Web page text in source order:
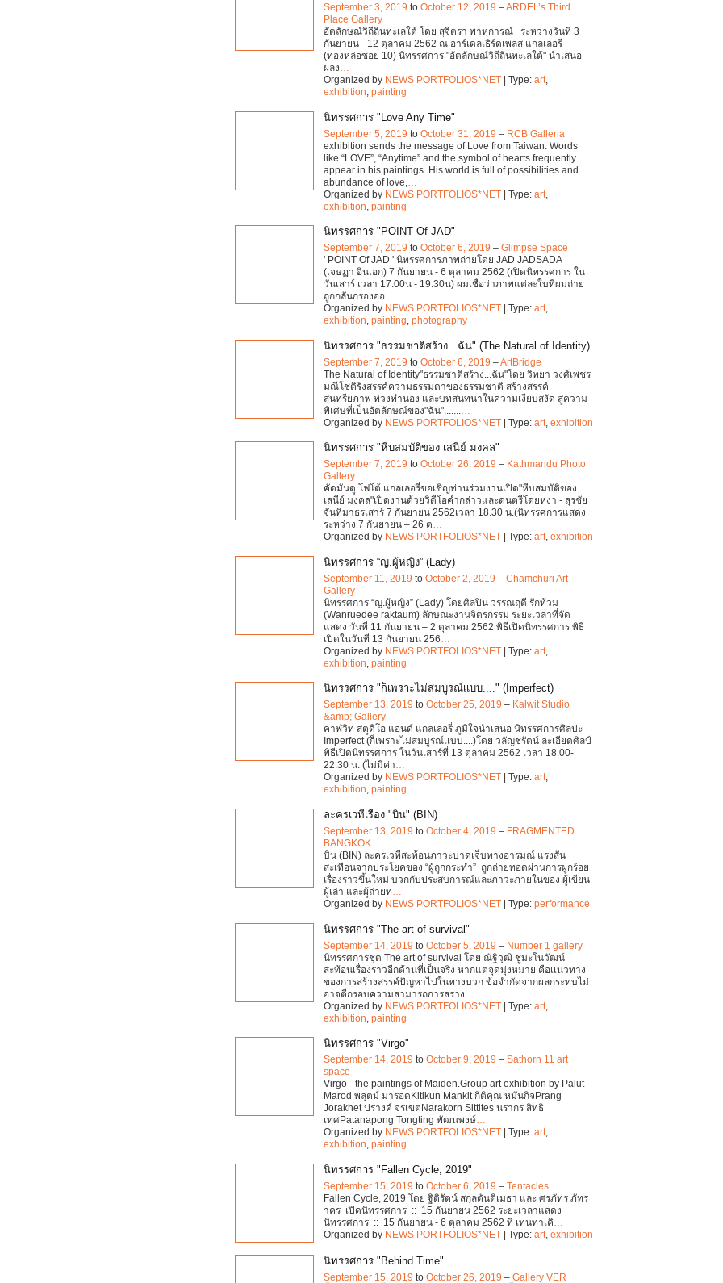
September 3, 2019 to October 12, 2019 –ARDEL’s Third
Place Gallery
อัตลักษณ์วิถีถิ่นทะเลใต้ โดย สุจิตรา พาหุการณ์ ระหว่างวันที่ 3
กันยายน - 12 ตุลาคม 2562 ณ อาร์เดลเธิร์ดเพลส แกลเลอรี
(ทองหล่อซอย 10) นิทรรศการ "อัตลักษณ์วิถีถิ่นทะเลใต้" นำเสนอ
ผลง…
Organized by NEWS PORTFOLIOS*NET | Type: art,
exhibition, painting
นิทรรศการ "Love Any Time"
September 5, 2019 to October 31, 2019 – RCB Galleria
exhibition sends the message of Love from Taiwan. Words
like “LOVE”, “Anytime” and the symbol of hearts frequently
appear in his paintings. His world is full of possibilities and
abundance of love,
Organized by NEWS PORTFOLIOS*NET | Type: art
exhibition painting
นิทรรศการ "POINT Of JAD"
September 7, 2019 to October 6, 2019 – Glimpse Space
' POINT Of JAD ' นิทรรศการภาพถ่ายโดย JAD JADSADA
(เจษฏา อินเอก) 7 กันยายน - 6 ตุลาคม 2562 (เปิดนิทรรศการ ใน
วันเสาร์ เวลา 17.00น - 19.30น) ผมเชื่อว่าภาพแต่ละใบที่ผมถ่าย
ถูกกลั่นกรองออ…
Organized by NEWS PORTFOLIOS*NET | Type: art,
exhibition, painting, photography
นิทรรศการ "ธรรมชาติสร้าง...ฉัน" (The Natural of Identity)
September 7, 2019 to October 6, 2019 –ArtBridge
The Natural of Identity"ธรรมชาติสร้าง...ฉัน"โดย วิทยา วงศ์เพชร
มณีโชติรังสรรค์ความธรรมดาของธรรมชาติ สร้างสรรค์
สุนทรียภาพ ท่วงทำนอง และบทสนทนาในความเงียบสงัด สู่ความ
พิเศษที่เป็นอัตลักษณ์ของ"ฉัน".......
Organized by NEWS PORTFOLIOS*NET | Type: art exhibition
นิทรรศการ "หีบสมบัติของ เสนีย์ มงคล"
September 7, 2019 to October 26, 2019 – Kathmandu Photo
Gallery
คัดมันดู โฟโต้ แกลเลอรี่ขอเชิญท่านร่วมงานเปิด"หีบสมบัติของ
เสนีย์ มงคล"เปิดงานด้วยวิดีโอคำกล่าวและดนตรีโดยหงา - สุรชัย
จันทิมาธรเสาร์ 7 กันยายน 2562เวลา 18.30 น.(นิทรรศการแสดง
ระหว่าง 7 กันยายน – 26 ต…
Organized by NEWS PORTFOLIOS*NET | Type: art, exhibition
นิทรรศการ “ญ.ผู้หญิง” (Lady)
September 11, 2019 to October 2, 2019 – Chamchuri Art
Gallery
นิทรรศการ “ญ.ผู้หญิง” (Lady) โดยศิลปิน วรรณฤดี รักท้วม
(Wanruedee raktaum) ลักษณะงานจิตรกรรม ระยะเวลาที่จัด
แสดง วันที่ 11 กันยายน – 2 ตุลาคม 2562 พิธีเปิดนิทรรศการ พิธี
เปิดในวันที่ 13 กันยายน 256…
Organized by NEWS PORTFOLIOS*NET | Type: art,
exhibition, painting
นิทรรศการ "ก็เพราะไม่สมบูรณ์เเบบ...." (Imperfect)
September 13, 2019 to October 25, 2019 – Kalwit Studio
&amp; Gallery
คาฬวิท สตูดิโอ แอนด์ แกลเลอรี่ ภูมิใจนำเสนอ นิทรรศการศิลปะ
Imperfect (ก็เพราะไม่สมบูรณ์เเบบ....)โดย วลัญชรัตน์ ละเอียดศิลป์
พิธีเปิดนิทรรศการ ในวันเสาร์ที่ 13 ตุลาคม 2562 เวลา 18.00-
22.30 น. (ไม่มีค่า…
Organized by NEWS PORTFOLIOS*NET | Type: art,
exhibition, painting
ละครเวทีเรื่อง "บิน" (BIN)
September 13, 2019 to October 4, 2019 – FRAGMENTED
BANGKOK
บิน (BIN) ละครเวทีสะท้อนภาวะบาดเจ็บทางอารมณ์ แรงสั่น
สะเทือนจากประโยคของ “ผู้ถูกกระทำ” ถูกถ่ายทอดผ่านการผูกร้อย
เรื่องราวขึ้นใหม่ บวกกับประสบการณ์และภาวะภายในของ ผู้เขียน
ผู้เล่า และผู้ถ่ายท…
Organized by NEWS PORTFOLIOS*NET | Type: performance
นิทรรศการ "The art of survival"
September 14, 2019 to October 5, 2019 – Number 1 gallery
นิทรรศการชุด The art of survival โดย ณัฐิวุฒิ ชูมะโนวัฒน์
สะท้อนเรื่องราวอีกด้านที่เป็นจริง หากแต่จุดมุ่งหมาย คือเเนวทาง
ของการสร้างสรรค์ปัญหาไปในทางบวก ข้อจำกัดจากผลกระทบไม่
อาจตีกรอบความสามารถการสราง
Organized by NEWS PORTFOLIOS*NET | Type: art
exhibition painting
นิทรรศการ "Virgo"
September 14, 2019 to October 9, 2019 – Sathorn 11 art
space
Virgo - the paintings of Maiden.Group art exhibition by Palut
Marod พลุตม์ มารอดKitikun Mankit กิติคุณ หมั่นกิจPrang
Jorakhet ปรางค์ จรเขตNarakorn Sittites นรากร สิทธิ
เทศPatanapong Tongting พัฒนพงษ์…
Organized by NEWS PORTFOLIOS*NET | Type: art,
exhibition, painting
นิทรรศการ "Fallen Cycle, 2019"
September 15, 2019 to October 6, 2019 – Tentacles
Fallen Cycle, 2019 โดย ฐิติรัตน์ สกุลตันติเมธา และ ศรภัทร ภัทร
าคร เปิดนิทรรศการ :: 15 กันยายน 2562 ระยะเวลาแสดง
นิทรรศการ :: 15 กันยายน - 6 ตุลาคม 2562 ที่ เทนทาเคิ
Organized by NEWS PORTFOLIOS*NET | Type: art exhibition
นิทรรศการ "Behind Time"
September 15, 2019 to October 26, 2019 – Gallery VER